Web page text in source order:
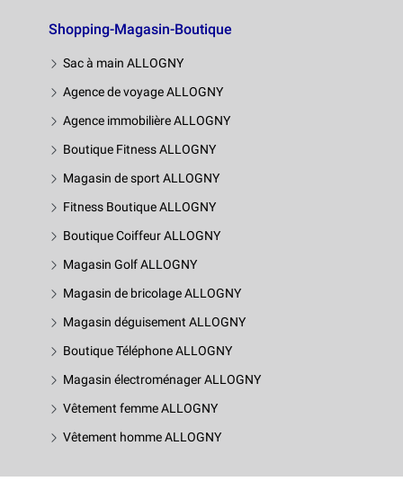
Shopping-Magasin-Boutique
Sac à main ALLOGNY
Agence de voyage ALLOGNY
Agence immobilière ALLOGNY
Boutique Fitness ALLOGNY
Magasin de sport ALLOGNY
Fitness Boutique ALLOGNY
Boutique Coiffeur ALLOGNY
Magasin Golf ALLOGNY
Magasin de bricolage ALLOGNY
Magasin déguisement ALLOGNY
Boutique Téléphone ALLOGNY
Magasin électroménager ALLOGNY
Vêtement femme ALLOGNY
Vêtement homme ALLOGNY